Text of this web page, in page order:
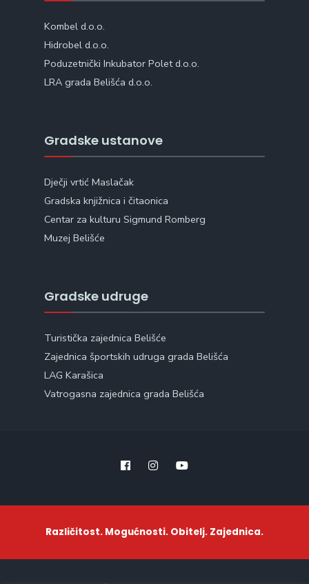
Kombel d.o.o.
Hidrobel d.o.o.
Poduzetnički Inkubator Polet d.o.o.
LRA grada Belišća d.o.o.
Gradske ustanove
Dječji vrtić Maslačak
Gradska knjižnica i čitaonica
Centar za kulturu Sigmund Romberg
Muzej Belišće
Gradske udruge
Turistička zajednica Belišće
Zajednica športskih udruga grada Belišća
LAG Karašica
Vatrogasna zajednica grada Belišća
Različitost. Mogućnosti. Obitelj. Zajednica.